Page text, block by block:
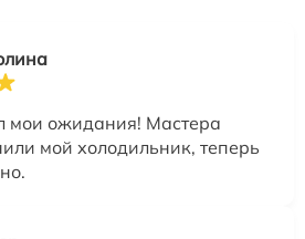
мои ожидания! Мастера
мой холодильник, теперь